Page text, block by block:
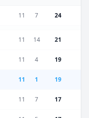
11 7 24
11 14 21
11 4 19
11 1 19
11 7 17